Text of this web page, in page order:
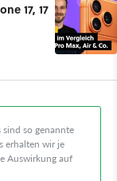
17, 17
so genannte
erhalten wir je
Auswirkung auf